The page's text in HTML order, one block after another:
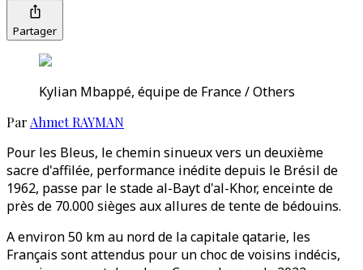
Partager
Kylian Mbappé, équipe de France / Others
Par Ahmet RAYMAN
Pour les Bleus, le chemin sinueux vers un deuxième
sacre d'affilée, performance inédite depuis le Brésil de
1962, passe par le stade al-Bayt d'al-Khor, enceinte de
près de 70.000 sièges aux allures de tente de bédouins.
A environ 50 km au nord de la capitale qatarie, les
Français sont attendus pour un choc de voisins indécis,